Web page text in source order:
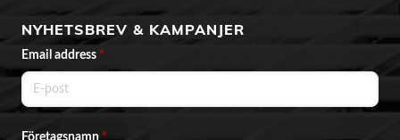
NYHETSBREV & KAMPANJER
Email address *
Företagsnamn *